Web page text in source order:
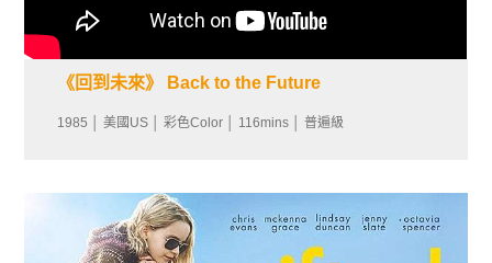
《回到未來》 Back to the Future
1985 │ 美國US │ 彩色Color │ 116mins │ 普遍級